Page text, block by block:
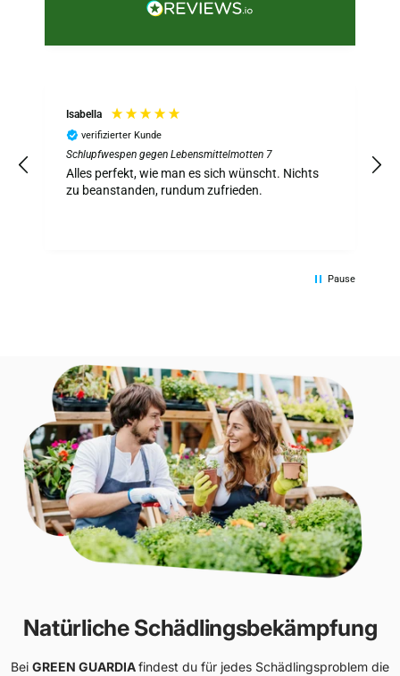
Isabella
verifizierter Kunde
Schlupfwespen gegen Lebensmittelmotten 7
Alles perfekt, wie man es sich wünscht. Nichts
zu beanstanden, rundum zufrieden.
Pause
Natürliche Schädlingsbekämpfung
Bei GREEN GUARDIAfindest du für jedes Schädlingsproblem die